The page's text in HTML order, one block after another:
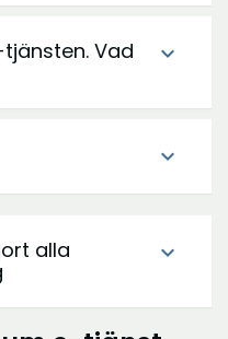
Vad
expand_more
expand_more
alla
expand_more